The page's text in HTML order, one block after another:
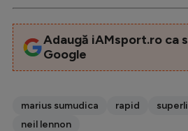
Adaugă iAMsport.ro ca
Google
marius sumudica rapid
neil lennon